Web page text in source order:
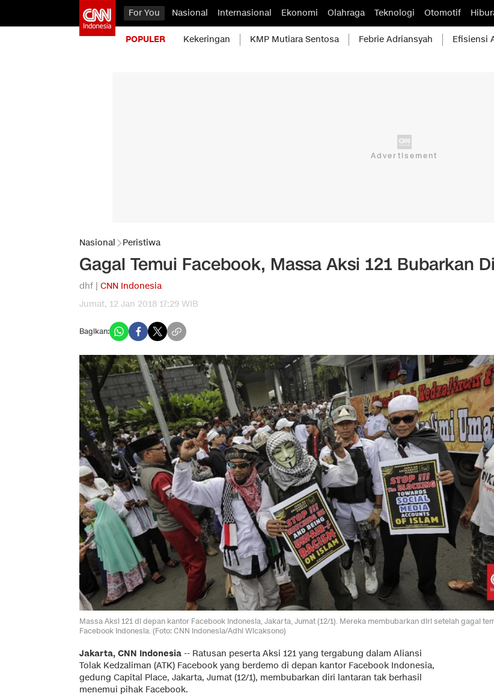
For You Nasional Internasional Ekonomi Olahraga Teknologi Otomotif
POPULER Kekeringan KMP Mutiara Sentosa Febrie Adriansyah Efisiensi
Nasional Peristiwa
Gagal Temui Facebook, Massa Aksi 121 Bubarkan
dhf | CNN Indonesia
Jumat, 12 Jan 2018 17:29 WIB
Bagikan:
Massa Aksi 121 di depan kantor Facebook Indonesia, Jakarta, Jumat (12/1). Mereka membubarkan diri setelah gagal
Facebook Indonesia. (Foto: CNN Indonesia/Adhi Wicaksono)
Jakarta, CNN Indonesia -- Ratusan peserta Aksi 121 yang tergabung dalam Aliansi
Tolak Kedzaliman (ATK) Facebook yang berdemo di depan kantor Facebook Indonesia,
gedung Capital Place, Jakarta, Jumat (12/1), membubarkan diri lantaran tak berhasil
menemui pihak Facebook.